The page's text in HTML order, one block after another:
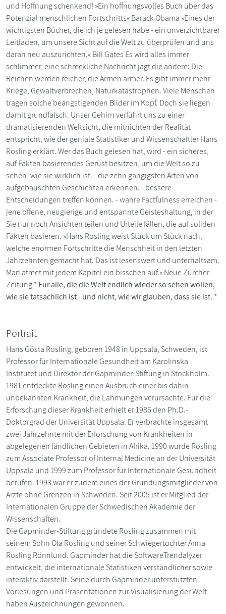
und Hoffnung schenkend! »Ein hoffnungsvolles Buch über das
Potenzial menschlichen Fortschritts« Barack Obama »Eines der
wichtigsten Bücher, die ich je gelesen habe - ein unverzichtbarer
Leitfaden, um unsere Sicht auf die Welt zu überprüfen und uns
daran neu auszurichten.« Bill Gates Es wird alles immer
schlimmer, eine schreckliche Nachricht jagt die andere: Die
Reichen werden reicher, die Armen ärmer. Es gibt immer mehr
Kriege, Gewaltverbrechen, Naturkatastrophen. Viele Menschen
tragen solche beängstigenden Bilder im Kopf. Doch sie liegen
damit grundfalsch. Unser Gehirn verführt uns zu einer
dramatisierenden Weltsicht, die mitnichten der Realität
entspricht, wie der geniale Statistiker und Wissenschaftler Hans
Rosling erklärt. Wer das Buch gelesen hat, wird - ein sicheres,
auf Fakten basierendes Gerüst besitzen, um die Welt so zu
sehen, wie sie wirklich ist. - die zehn gängigsten Arten von
aufgebauschten Geschichten erkennen. - bessere
Entscheidungen treffen können. - wahre Factfulness erreichen -
jene offene, neugierige und entspannte Geisteshaltung, in der
Sie nur noch Ansichten teilen und Urteile fällen, die auf soliden
Fakten basieren. »Hans Rosling weist Stück um Stück nach,
welche enormen Fortschritte die Menschheit in den letzten
Jahrzehnten gemacht hat. Das ist lesenswert und unterhaltsam.
Man atmet mit jedem Kapitel ein bisschen auf.« Neue Zürcher
Zeitung *Für alle, die die Welt endlich wieder so sehen wollen,
wie sie tatsächlich ist - und nicht, wie wir glauben, dass sie ist. *
Portrait
Hans Gösta Rosling, geboren 1948 in Uppsala, Schweden, ist
Professor für Internationale Gesundheit am Karolinska
Institutet und Direktor der Gapminder-Stiftung in Stockholm.
1981 entdeckte Rosling einen Ausbruch einer bis dahin
unbekannten Krankheit, die Lähmungen verursachte. Für die
Erforschung dieser Krankheit erhielt er 1986 den Ph.D.-
Doktorgrad der Universität Uppsala. Er verbrachte insgesamt
zwei Jahrzehnte mit der Erforschung von Krankheiten in
abgelegenen ländlichen Gebieten in Afrika. 1990 wurde Rosling
zum Associate Professor of Internal Medicine an der Universität
Uppsala und 1999 zum Professor für Internationale Gesundheit
berufen. 1993 war er zudem eines der Gründungsmitglieder von
Ärzte ohne Grenzen in Schweden. Seit 2005 ist er Mitglied der
Internationalen Gruppe der Schwedischen Akademie der
Wissenschaften.
Die Gapminder-Stiftung gründete Rosling zusammen mit
seinem Sohn Ola Rosling und seiner Schwiegertochter Anna
Rosling Rönnlund. Gapminder hat die SoftwareTrendalyzer
entwickelt, die internationale Statistiken verständlicher sowie
interaktiv darstellt. Seine durch Gapminder unterstützten
Vorlesungen und Präsentationen zur Visualisierung der Welt
haben Auszeichnungen gewonnen.